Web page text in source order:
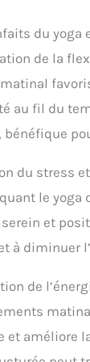
【
garantit
des deux
double
soutient le
soit sur un
ou un
【PORTABLE
enroulés et
partout,
bien aux
femmes.
incluse afin
du yoga
de la
matinal
au fil du
bénéfique
du stress
le yoga
serein et
à diminuer
de
et améliore